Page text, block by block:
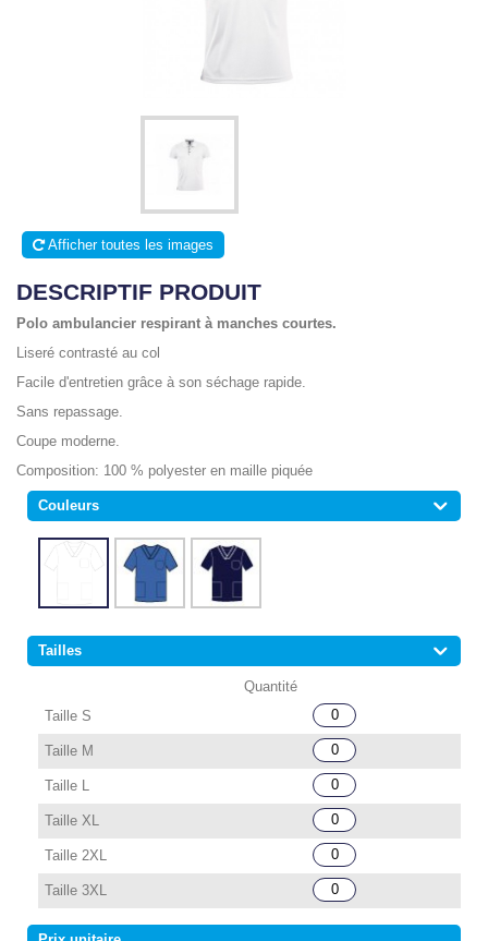
Afficher toutes les images
DESCRIPTIF PRODUIT
Polo ambulancier respirant à manches courtes.
Liseré contrasté au col
Facile d'entretien grâce à son séchage rapide.
Sans repassage.
Coupe moderne.
Composition: 100 % polyester en maille piquée
Couleurs
Tailles
Taille S
Taille M
Taille L
Taille XL
Taille 2XL
Taille 3XL